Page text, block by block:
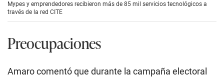
Mypes y emprendedores recibieron más de 85 mil servicios tecnológicos a
través de la red CITE
Preocupaciones
Amaro comentó que durante la campaña electoral